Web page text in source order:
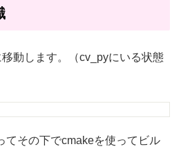
動します。（cv_pyにいる状態
てその下でcmakeを使ってビル